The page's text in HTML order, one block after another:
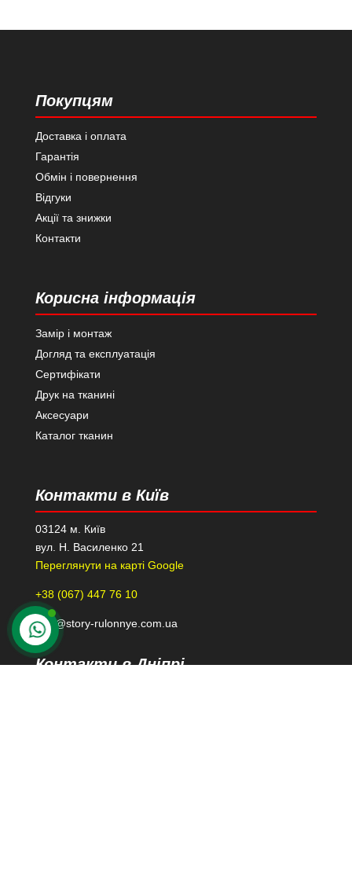
Покупцям
Доставка і оплата
Гарантія
Обмін і повернення
Відгуки
Акції та знижки
Контакти
Корисна інформація
Замір і монтаж
Догляд та експлуатація
Сертифікати
Друк на тканині
Аксесуари
Каталог тканин
Контакти в Київ
03124 м. Київ
вул. Н. Василенко 21
Переглянути на карті Google
+38 (067) 447 76 10
kiev@story-rulonnye.com.ua
Контакти в Дніпрі